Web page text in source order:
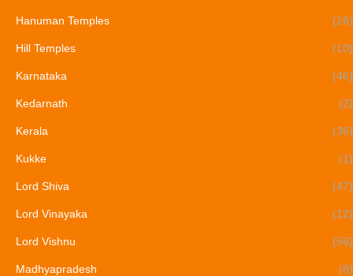
Hanuman Temples (26)
Hill Temples (10)
Karnataka (46)
Kedarnath (2)
Kerala (36)
Kukke (1)
Lord Shiva (47)
Lord Vinayaka (12)
Lord Vishnu (56)
Madhyapradesh (8)